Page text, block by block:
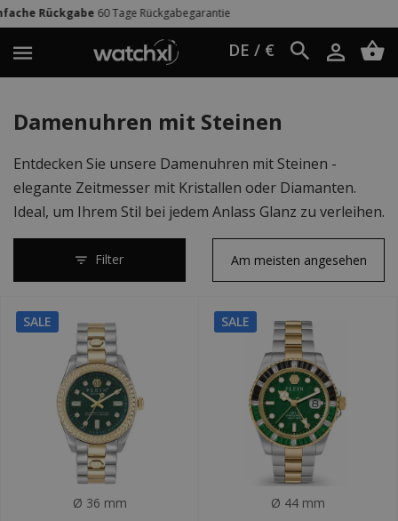
DE / €
Damenuhren mit Steinen
Entdecken Sie unsere Damen­uhren mit Steinen -
elegante Zeitmesser mit Kristallen oder Diamanten.
Ideal, um Ihrem Stil bei jedem Anlass Glanz zu verleihen.
Filter
SALE
Ø 36 mm
SALE
Ø 44 mm